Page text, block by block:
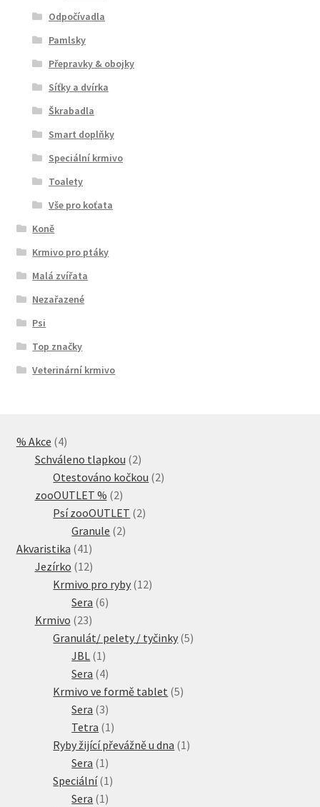
Odpočívadla
Pamlsky
Přepravky & obojky
Síťky a dvírka
Škrabadla
Smart doplňky
Speciální krmivo
Toalety
Vše pro koťata
Koně
Krmivo pro ptáky
Malá zvířata
Nezařazené
Psi
Top značky
Veterinární krmivo
% Akce 44
produkty
Schváleno tlapkou 22
produkty
Otestováno kočkou 22
zooOUTLET % 22
produkty
Psí zooOUTLET 22
Granule 22
Akvaristika 41 41
produktů
Jezírko 1212
produktů
Krmivo pro ryby 1212
Sera 66
Krmivo 2323
produktů
Granulát/ pelety / tyčinky 55
JBL 1 1
produkt
Sera 44
produkty
Krmivo ve formě tablet 55
Sera 33
produkty
Tetra 1 1
produkt
Ryby žijící převážně u dna 1 1
Sera 1 1
produkt
Speciální 1 1
Sera 1 1